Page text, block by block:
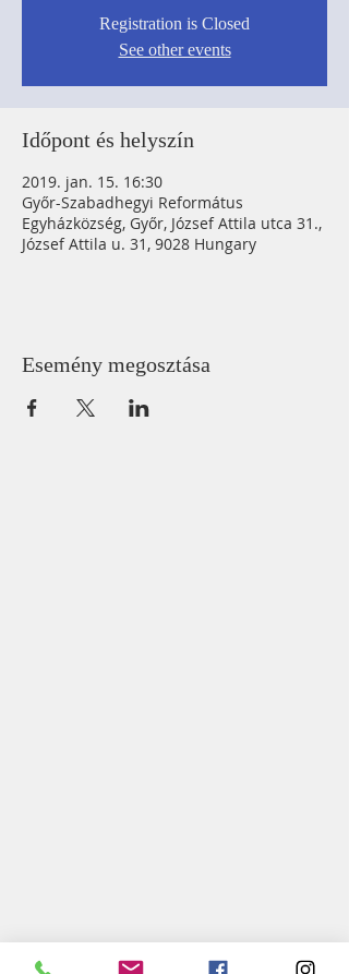
Registration is Closed
See other events
Időpont és helyszín
2019. jan. 15. 16:30
Győr-Szabadhegyi Református
Egyházközség, Győr, József Attila utca 31.,
József Attila u. 31, 9028 Hungary
Esemény megosztása